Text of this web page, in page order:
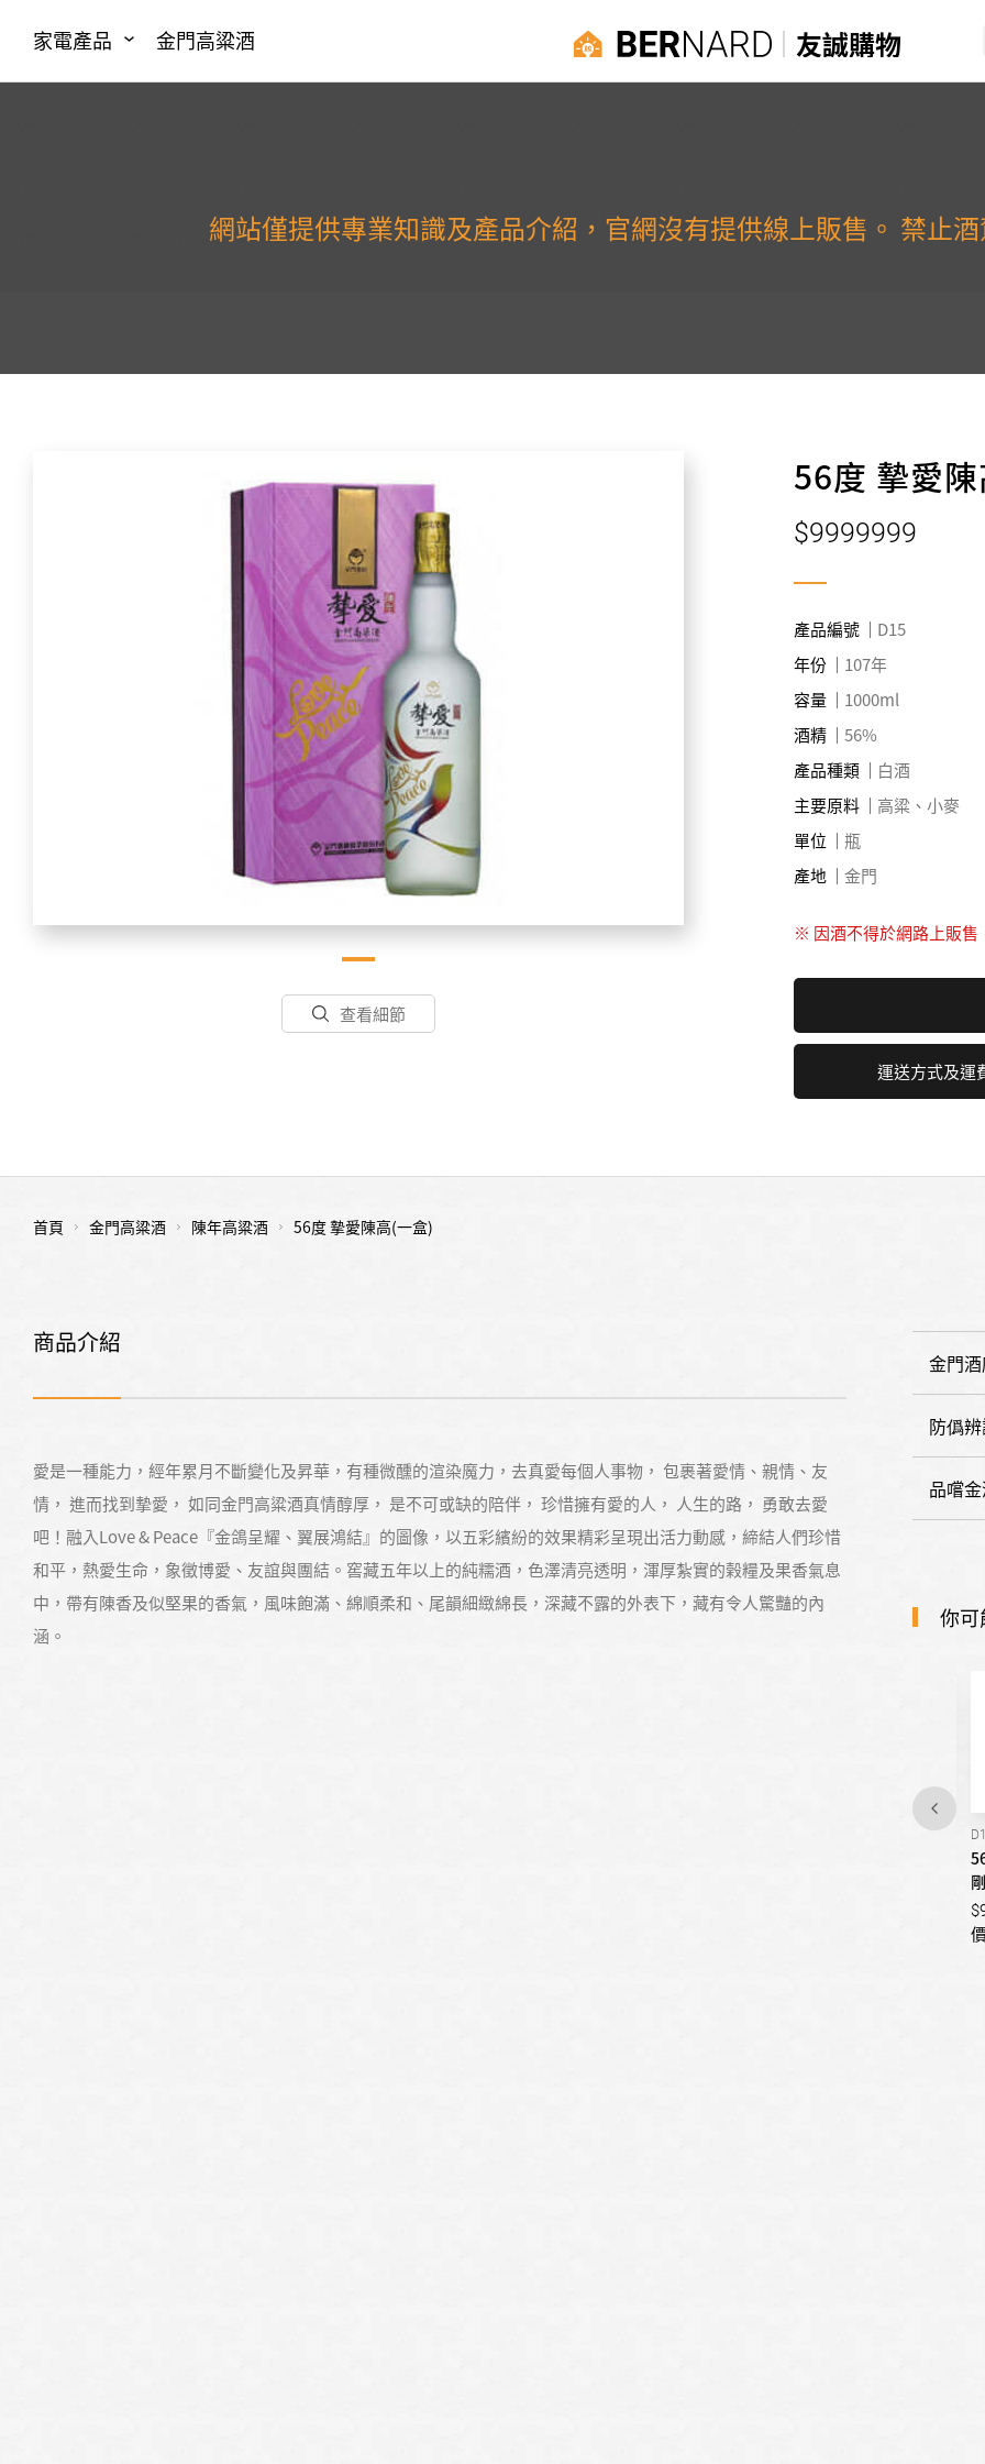
家電產品 金門高粱酒 友誠購物
網站僅提供專業知識及產品介紹，官網沒有提供線上販售。 禁止
查看細節
56度 摯愛
$9999999
產品編號
D15
年份
107年
容量
1000ml
酒精
56%
產品種類
白酒
主要原料
高粱、小麥
單位
瓶
產地
金門
※ 因酒不得於網路上販售
運送方式及運
首頁 金門高粱酒 陳年高粱酒 56度 摯愛陳高(一盒)
商品介紹
愛是一種能力，經年累月不斷變化及昇華，有種微醺的渲染魔力，去真愛每個人事物， 包裹著愛情、親情、友
情， 進而找到摯愛， 如同金門高粱酒真情醇厚， 是不可或缺的陪伴， 珍惜擁有愛的人， 人生的路， 勇敢去愛
吧！融入Love & Peace『金鴿呈耀、翼展鴻結』的圖像，以五彩繽紛的效果精彩呈現出活力動感，締結人們珍惜
和平，熱愛生命，象徵博愛、友誼與團結。窖藏五年以上的純糯酒，色澤清亮透明，渾厚紮實的榖糧及果香氣息
中，帶有陳香及似堅果的香氣，風味飽滿、綿順柔和、尾韻細緻綿長，深藏不露的外表下，藏有令人驚豔的內
涵。
金門
防僞
品嚐
你